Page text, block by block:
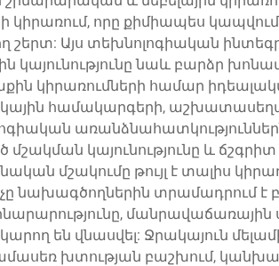
կիրառում, որը քիմիապես
Այս տեխնոլոգիական
նաև բարձր
կիրառումների համար
համակարգերի,
կայունությունը և ճշգրիտ
մշակումը թույլ է տալիս
նախագծողներին
են վնասվել: Ջրակայուն
խտության բաշխում,